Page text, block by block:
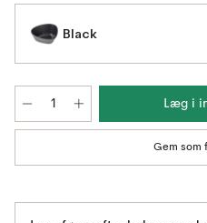
Black
Læg i
Gem som